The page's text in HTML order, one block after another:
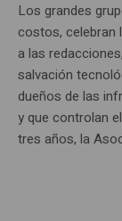
Los grandes
costos, celebran
a las
salvación
dueños de las
y que controlan
tres años, la